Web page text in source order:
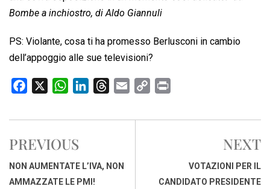
Bombe a inchiostro, di Aldo Giannuli
PS: Violante, cosa ti ha promesso Berlusconi in cambio
dell’appoggio alle sue televisioni?
c
b
o
o
W
a
s
A
p
n
d
I
r
d
a
p
i
PREVIOUS
NON AUMENTATE L’IVA, NON
AMMAZZATE LE PMI!
NEXT
VOTAZIONI PER IL
CANDIDATO PRESIDENTE